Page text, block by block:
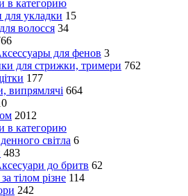
в категорию
для укладки 15
волосся 34
для фенов 3
для стрижки, тримери 762
177
випрямлячі 664
2012
в категорию
світла 6
483
до бритв 62
тілом різне 114
242